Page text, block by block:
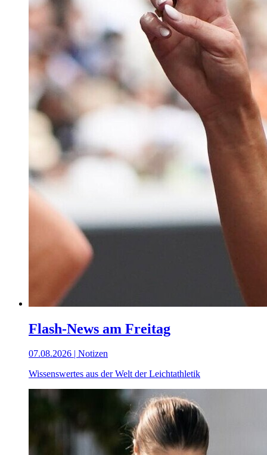
Flash-News am Freitag
07.08.2026 | Notizen
Wissenswertes aus der Welt der Leichtathletik